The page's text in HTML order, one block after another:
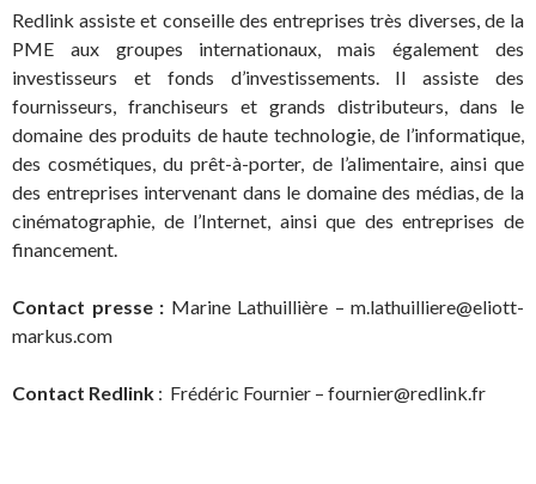
Redlink assiste et conseille des entreprises très diverses, de la
PME aux groupes internationaux, mais également des
investisseurs et fonds d’investissements. Il assiste des
fournisseurs, franchiseurs et grands distributeurs, dans le
domaine des produits de haute technologie, de l’informatique,
des cosmétiques, du prêt-à-porter, de l’alimentaire, ainsi que
des entreprises intervenant dans le domaine des médias, de la
cinématographie, de l’Internet, ainsi que des entreprises de
financement.
Contact presse : Marine Lathuillière – m.lathuilliere@eliott-
markus.com
Contact Redlink : Frédéric Fournier – fournier@redlink.fr